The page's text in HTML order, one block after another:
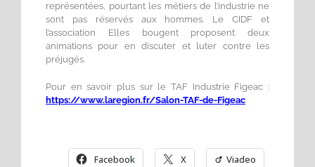
représentées, pourtant les métiers de l’industrie ne
sont pas réservés aux hommes. Le CIDF et
l’association Elles bougent proposent deux
animations pour en discuter et luter contre les
préjugés.
Pour en savoir plus sur le TAF Industrie Figeac :
https://www.laregion.fr/Salon-TAF-de-Figeac
Facebook X Viadeo